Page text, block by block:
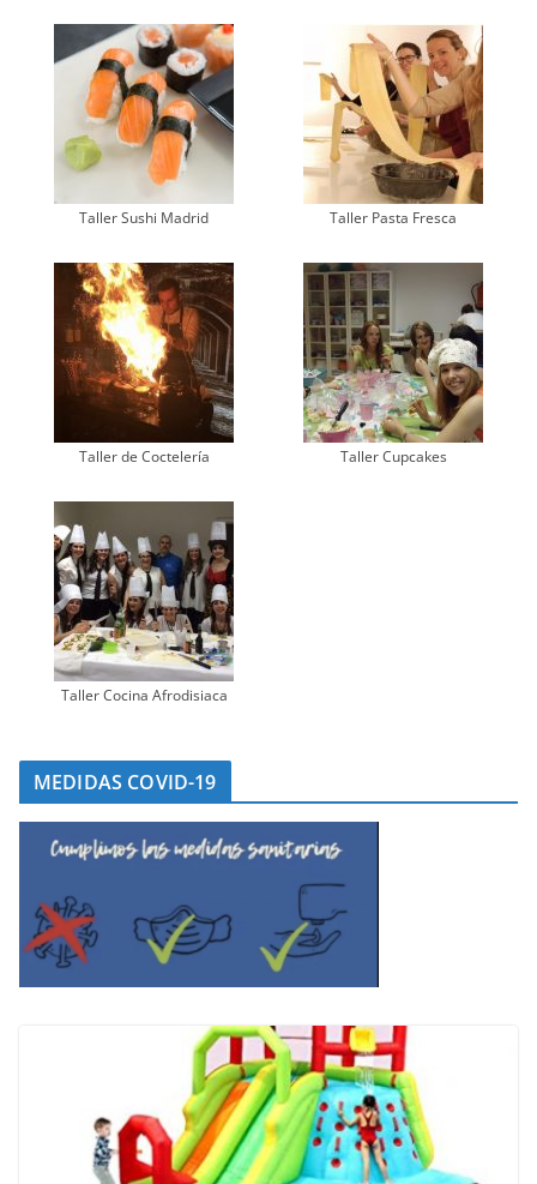
Taller Sushi Madrid Taller Pasta Fresca
Taller de Coctelería Taller Cupcakes
Taller Cocina Afrodisiaca
MEDIDAS COVID-19